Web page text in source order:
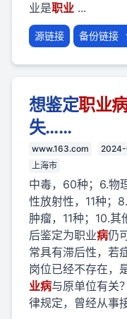
业是职业 ...
源链接 备份链接
想鉴定职业
失……
www.163.com
上海市
中毒，60种；6.物
性放射性，11种；
肿瘤，11种；10.
后鉴定为职业病仍
常具有滞后性，若
岗位已经不存在，
业病与原单位有关
律规定，曾经从事